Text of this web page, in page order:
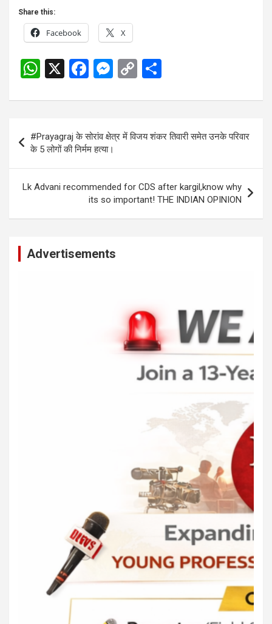
Share this:
Facebook X
W
at
s
A
p
p
X
F
ce
b
o
o
k
M
se
g
er
C
py
n
k
ar
e
navigation
#Prayagraj के सोरांव क्षेत्र में विजय शंकर तिवारी समेत उनके परिवार
के 5 लोगों की निर्मम हत्या।
Lk Advani recommended for CDS after kargil,know why
its so important! THE INDIAN OPINION
Advertisements